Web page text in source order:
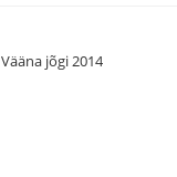
Vääna jõgi 2014